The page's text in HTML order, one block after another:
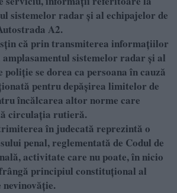
sistemelor radar şi al echipajelor de
A2.
că prin transmiterea informaţiilor
sistemelor radar şi al
poliţie se dorea ca persoana în cauză
pentru depăşirea limitelor de
încălcarea altor norme care
circulaţia rutieră.
în judecată reprezintă o
penal, reglementată de Codul de
activitate care nu poate, în nicio
principiul constituțional al